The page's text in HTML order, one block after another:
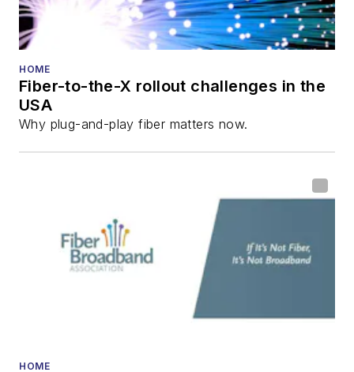
HOME
Fiber-to-the-X rollout challenges in the
USA
Why plug-and-play fiber matters now.
HOME